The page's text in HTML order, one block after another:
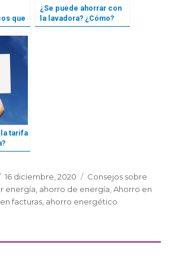
que
¿Se puede ahorrar con
la lavadora? ¿Cómo?
tarifa
Publicado
el
16 diciembre, 2020 Categorías
Consejos sobre
energía ahorro de energía ,Ahorro en
facturas ahorro energético